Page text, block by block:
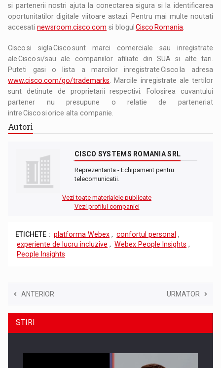
si partenerii nostri ajuta la conectarea sigura si la identificarea
oportunitatilor digitale viitoare astazi. Pentru mai multe noutati
accesatinewsroom.cisco.com si blogulCisco Romania
Cisco si sigla Cisco sunt marci comerciale sau inregistrate
ale Cisco si/sau ale companiilor afiliate din SUA si alte tari.
Puteti gasi o lista a marcilor inregistrate Cisco la adresa
www.cisco.com/go/trademarks . Marcile inregistrate ale tertilor
sunt detinute de proprietarii respectivi. Folosirea cuvantului
partener nu presupune o relatie de parteneriat
intre Cisco si orice alta companie.
Autori
CISCO SYSTEMS ROMANIA SRL
Reprezentanta - Echipament pentru
telecomunicatii.
Vezi toate materialele publicate
Vezi profilul companiei
ETICHETE : platforma Webex , confortul personal ,
experiente de lucru incluzive , Webex People Insights ,
People Insights
ANTERIOR URMATOR
STIRI